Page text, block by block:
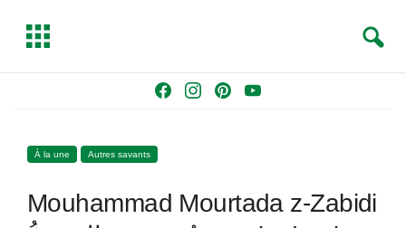
g
r
Y
b
T
g
e
a
À la une Autres savants
Mouhammad Mourtada z-Zabidi